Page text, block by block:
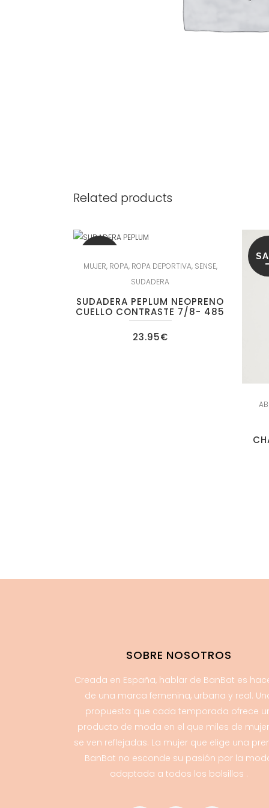
Related products
MUJER, ROPA, ROPA DEPORTIVA, SENSE,
SUDADERA
SUDADERA PEPLUM NEOPRENO
CUELLO CONTRASTE 7/8- 485
23.95€
SOBRE NOSOTROS
Creada en España, hablar de BanBat es
de una marca femenina, urbana y real.
propuesta que cada temporada ofrece
producto de moda en el que miles de
se ven reflejadas. La mujer que elige una
BanBat no esconde su pasión por la
adaptada a todos los bolsillos .